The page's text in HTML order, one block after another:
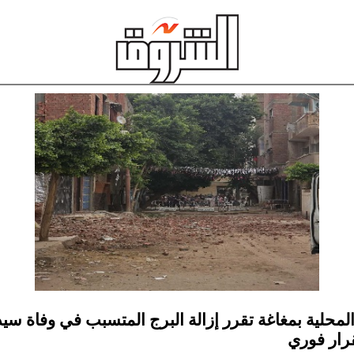
بمغاغة تقرر إزالة البرج المتسبب في وفاة
فوري